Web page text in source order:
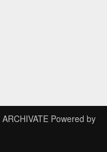
ARCHIVATEPowered by